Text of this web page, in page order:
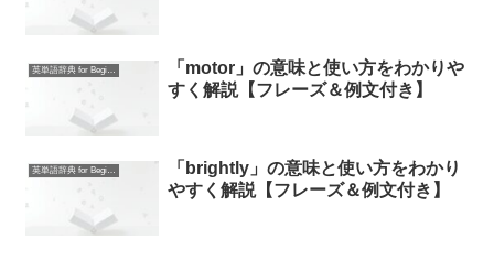
英単語辞典 for Beginners
「motor」の意味と使い方をわかりや
すく解説【フレーズ＆例文付き】
英単語辞典 for Beginners
「brightly」の意味と使い方をわかり
やすく解説【フレーズ＆例文付き】